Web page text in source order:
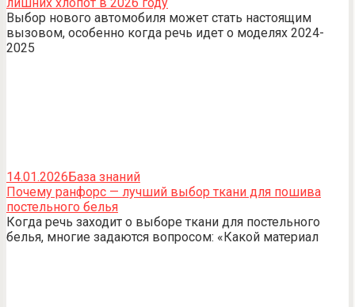
Выбор нового автомобиля может стать настоящим
вызовом, особенно когда речь идет о моделях 2024-
2025
14.01.2026База знаний
Почему ранфорс — лучший выбор ткани для пошива
постельного белья
Когда речь заходит о выборе ткани для постельного
белья, многие задаются вопросом: «Какой материал